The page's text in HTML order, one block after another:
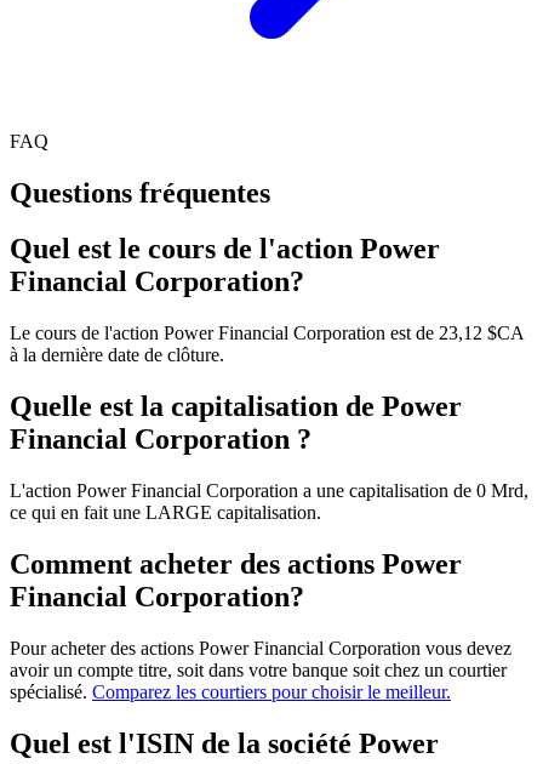
FAQ
Questions fréquentes
Quel est le cours de l'action Power
Financial Corporation?
Le cours de l'action Power Financial Corporation est de 23,12 $CA
à la dernière date de clôture.
Quelle est la capitalisation de Power
Financial Corporation ?
L'action Power Financial Corporation a une capitalisation de 0 Mrd,
ce qui en fait une LARGE capitalisation.
Comment acheter des actions Power
Financial Corporation?
Pour acheter des actions Power Financial Corporation vous devez
avoir un compte titre, soit dans votre banque soit chez un courtier
spécialisé. Comparez les courtiers pour choisir le meilleur.
Quel est l'ISIN de la société Power